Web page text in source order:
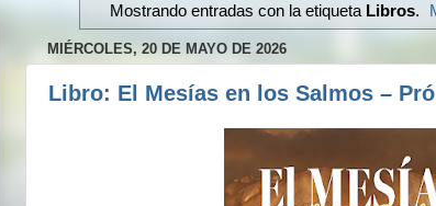
Mostrando entradas con la etiqueta Libros.
MIÉRCOLES, 20 DE MAYO DE 2026
Libro: El Mesías en los Salmos –